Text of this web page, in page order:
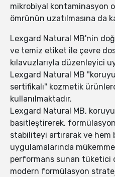
mikrobiyal kontaminasyon
ömrünün uzatılmasına da
Lexgard Natural MB'nin
ve temiz etiket ile çevre
kılavuzlarıyla düzenleyici
Lexgard Natural MB
sertifikalı" kozmetik
kullanılmaktadır.
Lexgard Natural MB,
basitleştirerek, formülasyon
stabiliteyi artırarak ve hem
uygulamalarında
performans sunan tüketici
modern formülasyon